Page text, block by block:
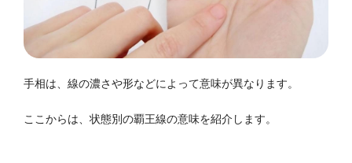
手相は、線の濃さや形などによって意味が異なります。
ここからは、状態別の覇王線の意味を紹介します。